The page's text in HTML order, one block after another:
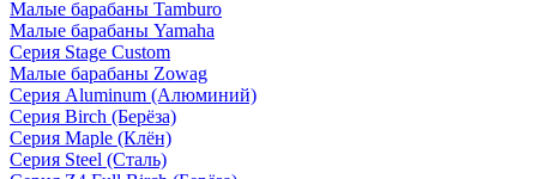
Малые барабаны Tamburo
Малые барабаны Yamaha
Серия Stage Custom
Малые барабаны Zowag
Серия Aluminum (Алюминий)
Серия Birch (Берёза)
Серия Maple (Клён)
Серия Steel (Сталь)